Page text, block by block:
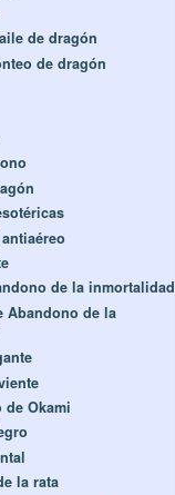
de dragón
de dragón
de la inmortalidad
Abandono de la
de Okami
la rata